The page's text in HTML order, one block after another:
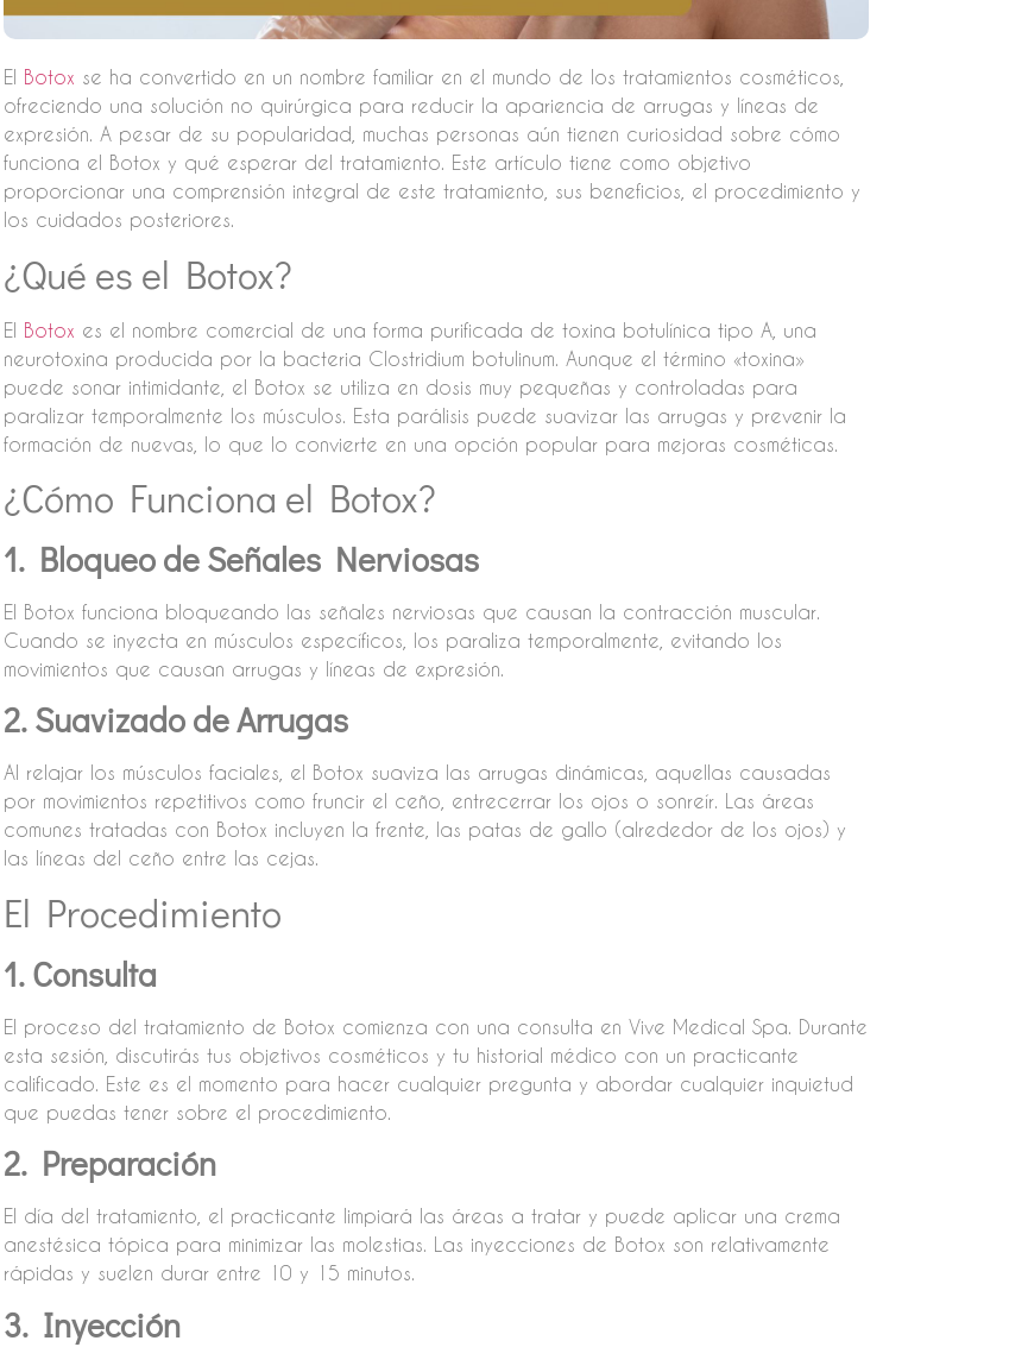
El Botox se ha convertido en un nombre familiar en el mundo de los tratamientos cosméticos,
ofreciendo una solución no quirúrgica para reducir la apariencia de arrugas y líneas de
expresión. A pesar de su popularidad, muchas personas aún tienen curiosidad sobre cómo
funciona el Botox y qué esperar del tratamiento. Este artículo tiene como objetivo
proporcionar una comprensión integral de este tratamiento, sus beneficios, el procedimiento y
los cuidados posteriores.
¿Qué es el Botox?
El Botox es el nombre comercial de una forma purificada de toxina botulínica tipo A, una
neurotoxina producida por la bacteria Clostridium botulinum. Aunque el término «toxina»
puede sonar intimidante, el Botox se utiliza en dosis muy pequeñas y controladas para
paralizar temporalmente los músculos. Esta parálisis puede suavizar las arrugas y prevenir la
formación de nuevas, lo que lo convierte en una opción popular para mejoras cosméticas.
¿Cómo Funciona el Botox?
1. Bloqueo de Señales Nerviosas
El Botox funciona bloqueando las señales nerviosas que causan la contracción muscular.
Cuando se inyecta en músculos específicos, los paraliza temporalmente, evitando los
movimientos que causan arrugas y líneas de expresión.
2. Suavizado de Arrugas
Al relajar los músculos faciales, el Botox suaviza las arrugas dinámicas, aquellas causadas
por movimientos repetitivos como fruncir el ceño, entrecerrar los ojos o sonreír. Las áreas
comunes tratadas con Botox incluyen la frente, las patas de gallo (alrededor de los ojos) y
las líneas del ceño entre las cejas.
El Procedimiento
1. Consulta
El proceso del tratamiento de Botox comienza con una consulta en Vive Medical Spa. Durante
esta sesión, discutirás tus objetivos cosméticos y tu historial médico con un practicante
calificado. Este es el momento para hacer cualquier pregunta y abordar cualquier inquietud
que puedas tener sobre el procedimiento.
2. Preparación
El día del tratamiento, el practicante limpiará las áreas a tratar y puede aplicar una crema
anestésica tópica para minimizar las molestias. Las inyecciones de Botox son relativamente
rápidas y suelen durar entre 10 y 15 minutos.
3. Inyección